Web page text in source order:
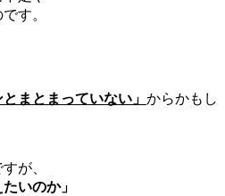
す。
と まとまっていない」 からかもし
が、
いのか」